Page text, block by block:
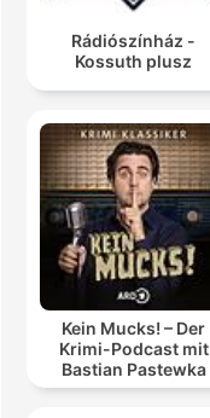
Rádiószínház -
Kossuth plusz
Kein Mucks! – Der
Krimi-Podcast mit
Bastian Pastewka